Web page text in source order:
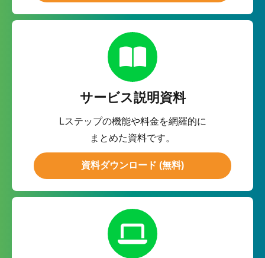
サービス説明資料
Lステップの機能や料金を網羅的に
まとめた資料です。
資料ダウンロード (無料)